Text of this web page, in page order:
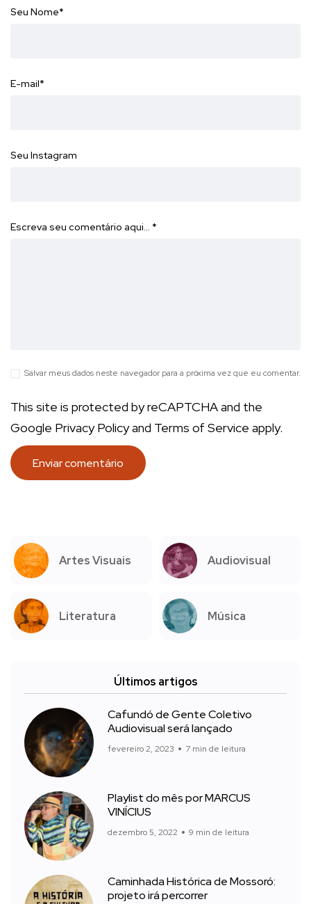
Seu Nome*
E-mail*
Seu Instagram
Escreva seu comentário aqui… *
Salvar meus dados neste navegador para a próxima vez que eu comentar.
This site is protected by reCAPTCHA and the
Google Privacy Policyand Terms of Service apply.
Artes Visuais Audiovisual
Literatura Música
Últimos artigos
Cafundó de Gente Coletivo
Audiovisual será lançado
fevereiro 2, 2023 7 min de leitura
Playlist do mês por MARCUS
VINÍCIUS
dezembro 5, 2022 9 min de leitura
Caminhada Histórica de Mossoró:
projeto irá percorrer